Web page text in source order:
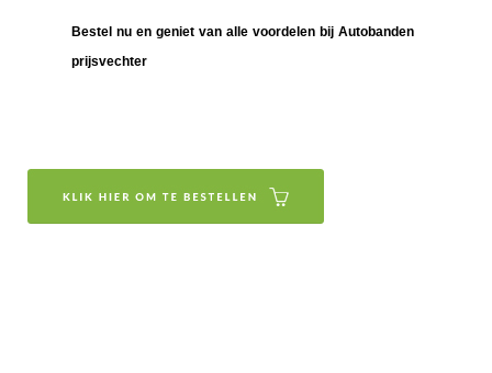
Bestel nu en geniet van alle voordelen bij Autobanden
prijsvechter